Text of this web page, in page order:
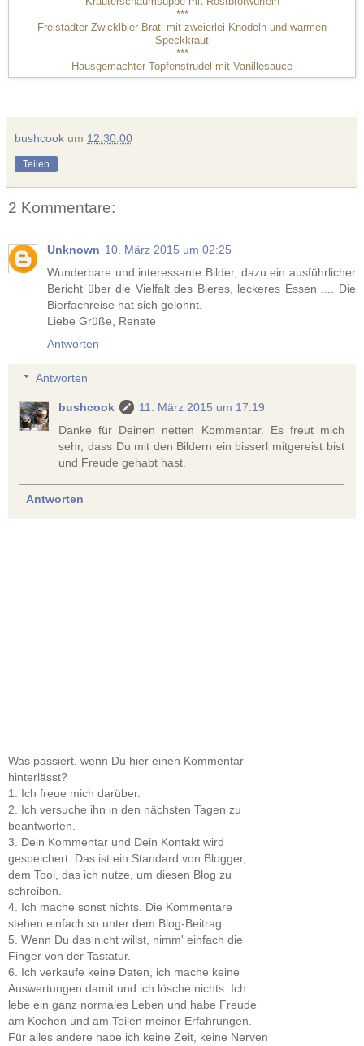
***
Freistädter Zwicklbier-Bratl mit zweierlei Knödeln und warmen
Speckkraut
***
Hausgemachter Topfenstrudel mit Vanillesauce
bushcook um 12:30:00
Teilen
2 Kommentare:
Unknown 10. März 2015 um 02:25
Wunderbare und interessante Bilder, dazu ein ausführlicher
Bericht über die Vielfalt des Bieres, leckeres Essen .... Die
Bierfachreise hat sich gelohnt.
Liebe Grüße, Renate
Antworten
Antworten
bushcook
11. März 2015 um 17:19
Danke für Deinen netten Kommentar. Es freut mich
sehr, dass Du mit den Bildern ein bisserl mitgereist bist
und Freude gehabt hast.
Antworten
Was passiert, wenn Du hier einen Kommentar
hinterlässt?
1. Ich freue mich darüber.
2. Ich versuche ihn in den nächsten Tagen zu
beantworten.
3. Dein Kommentar und Dein Kontakt wird
gespeichert. Das ist ein Standard von Blogger,
dem Tool, das ich nutze, um diesen Blog zu
schreiben.
4. Ich mache sonst nichts. Die Kommentare
stehen einfach so unter dem Blog-Beitrag.
5. Wenn Du das nicht willst, nimm' einfach die
Finger von der Tastatur.
6. Ich verkaufe keine Daten, ich mache keine
Auswertungen damit und ich lösche nichts. Ich
lebe ein ganz normales Leben und habe Freude
am Kochen und am Teilen meiner Erfahrungen.
Für alles andere habe ich keine Zeit, keine Nerven